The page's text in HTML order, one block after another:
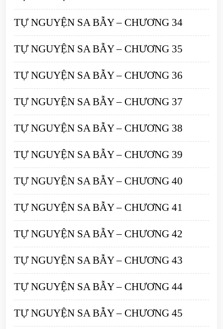
TỰ NGUYỆN SA BẪY – CHƯƠNG 34
TỰ NGUYỆN SA BẪY – CHƯƠNG 35
TỰ NGUYỆN SA BẪY – CHƯƠNG 36
TỰ NGUYỆN SA BẪY – CHƯƠNG 37
TỰ NGUYỆN SA BẪY – CHƯƠNG 38
TỰ NGUYỆN SA BẪY – CHƯƠNG 39
TỰ NGUYỆN SA BẪY – CHƯƠNG 40
TỰ NGUYỆN SA BẪY – CHƯƠNG 41
TỰ NGUYỆN SA BẪY – CHƯƠNG 42
TỰ NGUYỆN SA BẪY – CHƯƠNG 43
TỰ NGUYỆN SA BẪY – CHƯƠNG 44
TỰ NGUYỆN SA BẪY – CHƯƠNG 45